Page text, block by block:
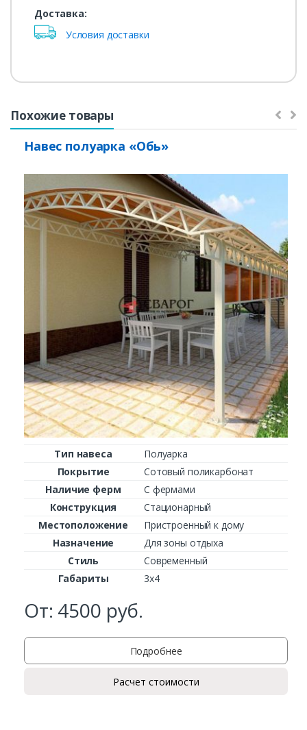
Заказать
Доставка:
Условия доставки
Похожие товары
Навес полуарка «Обь»
Тип навеса
Полуарка
Покрытие
Сотовый поликарбонат
Наличие ферм
С фермами
Конструкция
Стационарный
Местоположение
Пристроенный к дому
Назначение
Для зоны отдыха
Стиль
Современный
Габариты
3х4
От: 4500 руб.
Подробнее
Расчет стоимости